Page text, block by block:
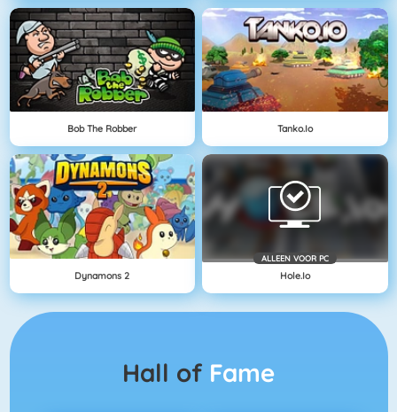
Bob The Robber Tanko.io
Dynamons 2
ALLEEN VOOR PC
Hole.io
Hall of Fame